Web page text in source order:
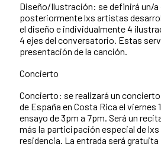
Diseño/Ilustración: se definirá un/
posteriormente lxs artistas
el diseño e individualmente 4
4 ejes del conversatorio. Estas
presentación de la canción.
Concierto
Concierto: se realizará un concierto
de España en Costa Rica el viernes
ensayo de 3pm a 7pm. Será un
más la participación especial de
residencia. La entrada será gratuita